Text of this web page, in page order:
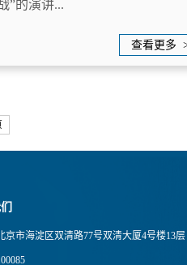
”的演讲...
查看更多
京市海淀区双清路77号双清大厦4号楼13层